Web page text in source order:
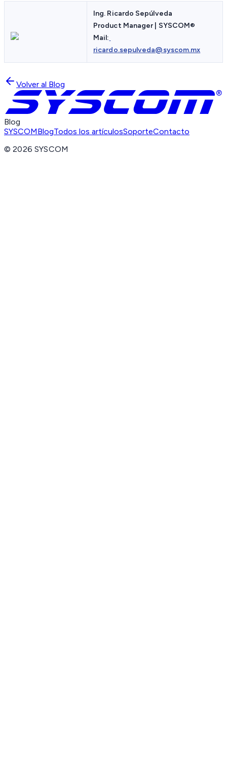
Ing. Ricardo Sepúlveda
Product Manager | SYSCOM®
Mail:
ricardo.sepulveda@syscom.mx
Volver al Blog
Blog
SYSCOMBlogTodos los artículosSoporteContacto
©2026 SYSCOM